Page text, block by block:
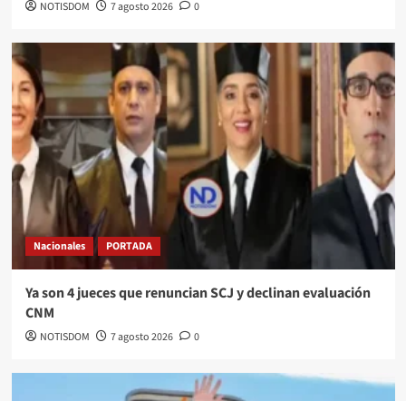
NOTISDOM 7 agosto 2026 0
Nacionales PORTADA
Ya son 4 jueces que renuncian SCJ y declinan evaluación
CNM
NOTISDOM 7 agosto 2026 0